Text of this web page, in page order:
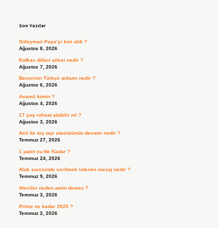
Son Yazılar
Süleyman Paşa’yı kim aldı ?
Ağustos 8, 2026
Kafkas dilleri ailesi nedir ?
Ağustos 7, 2026
Becerinin Türkçe anlamı nedir ?
Ağustos 6, 2026
Avamil kimin ?
Ağustos 4, 2026
17 yaş ruhsat alabilir mi ?
Ağustos 3, 2026
Asil ile taş taşı atasözünün devamı nedir ?
Temmuz 27, 2026
1 palet su Ne Kadar ?
Temmuz 24, 2026
Alak suresinde verilmek istenen mesaj nedir ?
Temmuz 9, 2026
Aleviler neden amin demez ?
Temmuz 3, 2026
Prime ne kadar 2025 ?
Temmuz 2, 2026